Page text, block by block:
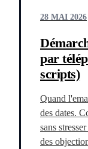
28 MAI 2026
par
scripts)
Quand
des dates.
sans
des